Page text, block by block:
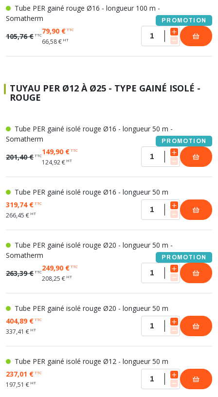
Tube PER gainé rouge Ø16 - longueur 100 m -
Somatherm
PROMOTION
105,76 €TTC79,90 €TTC
66,58 € HT
TUYAU PER Ø12 À Ø25 - TYPE GAINÉ ISOLÉ -
ROUGE
Tube PER gainé isolé rouge Ø16 - longueur 50 m -
Somatherm
PROMOTION
201,40 €TTC149,90 €TTC
124,92 € HT
Tube PER gainé isolé rouge Ø16 - longueur 50 m
319,74 €TTC
266,45 € HT
Tube PER gainé isolé rouge Ø20 - longueur 50 m -
Somatherm
PROMOTION
263,39 €TTC249,90 €TTC
208,25 € HT
Tube PER gainé isolé rouge Ø20 - longueur 50 m
404,89 €TTC
337,41 € HT
Tube PER gainé isolé rouge Ø12 - longueur 50 m
237,01 €TTC
197,51 € HT